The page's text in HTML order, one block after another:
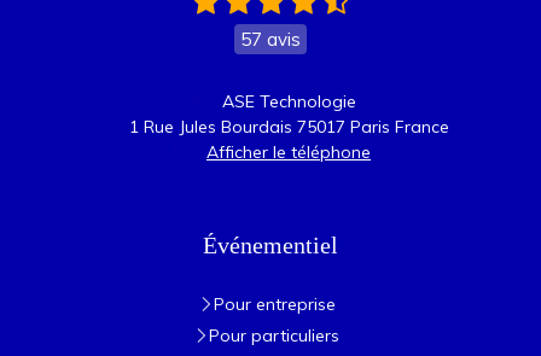
57 avis
ASE Technologie
1 Rue Jules Bourdais 75017 Paris France
Afficher le téléphone
Événementiel
Pour entreprise
Pour particuliers